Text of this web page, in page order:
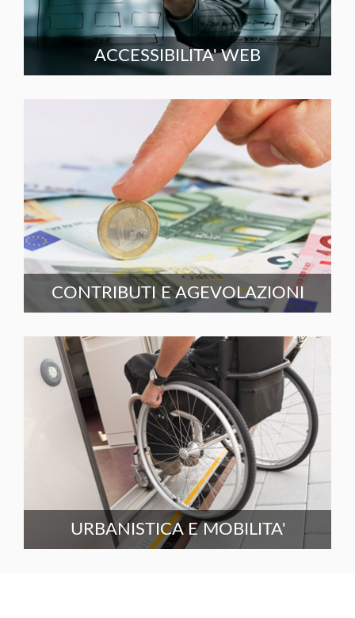
ACCESSIBILITA' WEB
CONTRIBUTI E AGEVOLAZIONI
URBANISTICA E MOBILITA'